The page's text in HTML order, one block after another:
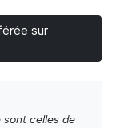
sur
sont celles de